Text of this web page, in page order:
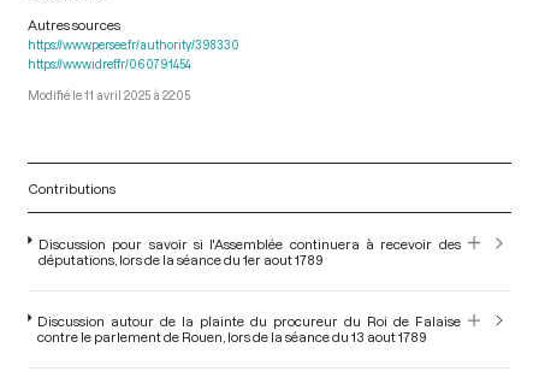
Autres sources
https://www.persee.fr/authority/398330
https://www.idref.fr/060791454
11 avril 2025 à 22:05
Contributions
Discussion pour savoir si l'Assemblée continuera à recevoir des
députations, lors de la séance du 1er aout 1789
Discussion autour de la plainte du procureur du Roi de Falaise
contre le parlement de Rouen, lors de la séance du 13 aout 1789